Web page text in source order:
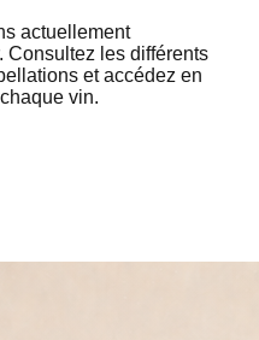
actuellement
Consultez les différents
et accédez en
vin.